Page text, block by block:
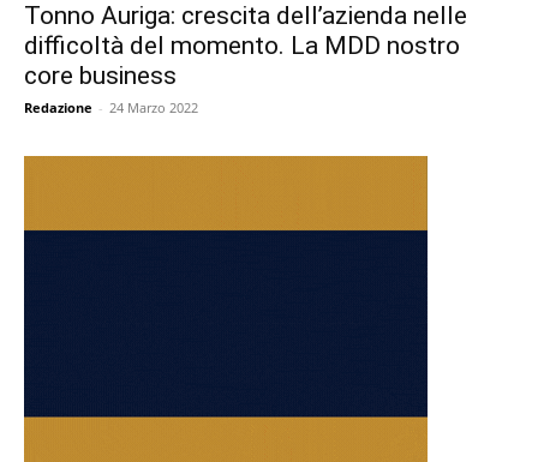
Tonno Auriga: crescita dell’azienda nelle
difficoltà del momento. La MDD nostro
core business
Redazione - 24 Marzo 2022